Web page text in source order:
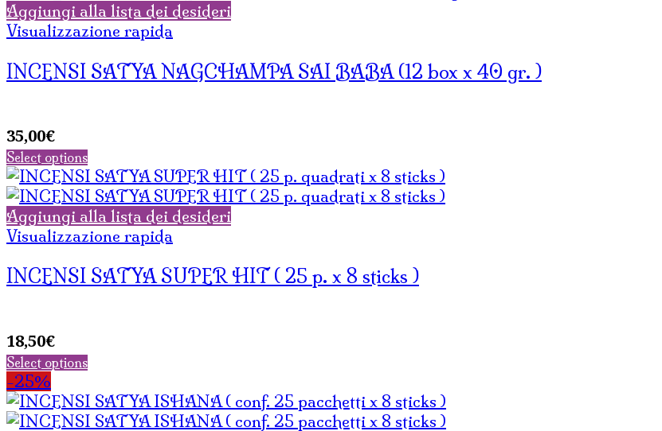
Aggiungi alla lista dei desideri
Visualizzazione rapida
INCENSI SATYA NAGCHAMPA SAI BABA (12 box x 40 gr. )
35,00€
Select options
Aggiungi alla lista dei desideri
Visualizzazione rapida
INCENSI SATYA SUPER HIT ( 25 p. x 8 sticks )
18,50€
Select options
-25%